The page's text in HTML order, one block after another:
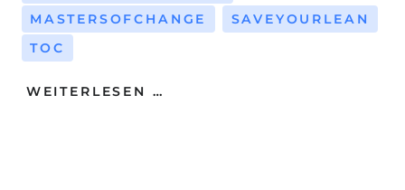
MASTERSOFCHANGE
SAVEYOURLEAN
TOC
WEITERLESEN …